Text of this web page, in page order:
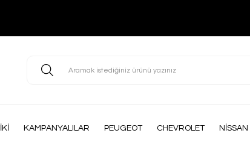
KAMPANYALILAR PEUGEOT CHEVROLET NİSSAN